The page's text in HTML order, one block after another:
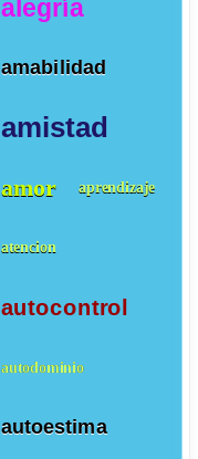
alegría
amabilidad
amistad
amor aprendizaje
atencion
autocontrol
autodominio
autoestima